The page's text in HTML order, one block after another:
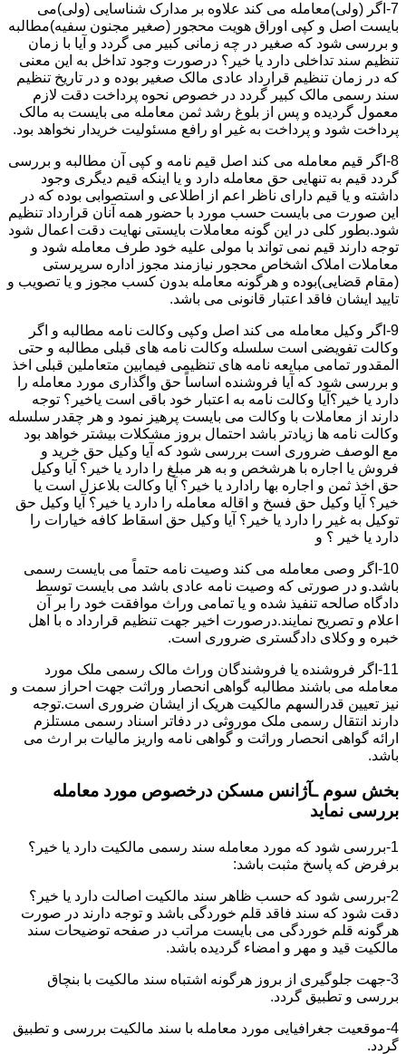
7-اگر (ولی)معامله می کند علاوه بر مدارک شناسایی (ولی)می
بایست اصل و کپی اوراق هویت محجور (صغیر مجنون سفیه)مطالبه
و بررسی شود که صغیر در چه زمانی کبیر می گردد و آیا با زمان
تنظیم سند تداخلی دارد یا خیر؟ درصورت وجود تداخل به این معنی
که در زمان تنظیم قرارداد عادی مالک صغیر بوده و در تاریخ تنظیم
سند رسمی مالک کبیر گردد در خصوص نحوه پرداخت دقت لازم
معمول گردیده و پس از بلوغ رشد ثمن معامله می بایست به مالک
پرداخت شود و پرداخت به غیر او رافع مسئولیت خریدار نخواهد بود.
8-اگر قیم معامله می کند اصل قیم نامه و کپی آن مطالبه و بررسی
گردد قیم به تنهایی حق معامله دارد و یا اینکه قیم دیگری وجود
داشته و یا قیم دارای ناظر اعم از اطلاعی و استصوابی بوده که در
این صورت می بایست حسب مورد با حضور همه آنان قرارداد تنظیم
شود.بطور کلی در این گونه معاملات بایستی نهایت دقت اعمال شود
توجه دارند قیم نمی تواند با مولی علیه خود طرف معامله شود و
معاملات املاک اشخاص محجور نیازمند مجوز اداره سرپرستی
(مقام قضایی)بوده و هرگونه معامله بدون کسب مجوز و یا تصویب و
تایید ایشان فاقد اعتبار قانونی می باشد.
9-اگر وکیل معامله می کند اصل وکپی وکالت نامه مطالبه و اگر
وکالت تفویضی است سلسله وکالت نامه های قبلی مطالبه و حتی
المقدور تمامی مبایعه نامه های تنظیمی فیمابین متعاملین قبلی اخذ
و بررسی شود که آیا فروشنده اساساً حق واگذاری مورد معامله را
دارد یا خیر؟آیا وکالت نامه به اعتبار خود باقی است یاخیر؟ توجه
دارند از معاملات با وکالت می بایست پرهیز نمود و هر چقدر سلسله
وکالت نامه ها زیادتر باشد احتمال بروز مشکلات بیشتر خواهد بود
مع الوصف ضروری است بررسی شود که آیا وکیل حق خرید و
فروش یا اجاره با هرشخص و به هر مبلغ را دارد یا خیر؟ آیا وکیل
حق اخذ ثمن و اجاره بها رادارد یا خیر؟ آیا وکالت بلاعزل است یا
خیر؟ آیا وکیل حق فسخ و اقاله معامله را دارد یا خیر؟ آیا وکیل حق
توکیل به غیر را دارد یا خیر؟ آیا وکیل حق اسقاط کافه خیارات را
دارد یا خیر ؟ و
10-اگر وصی معامله می کند وصیت نامه حتماً می بایست رسمی
باشد.و در صورتی که وصیت نامه عادی باشد می بایست توسط
دادگاه صالحه تنفیذ شده و یا تمامی وراث موافقت خود را بر آن
اعلام و تصریح نمایند.درصورت اخیر جهت تنظیم قرارداد ه با اهل
خبره و وکلای دادگستری ضروری است.
11-اگر فروشنده یا فروشندگان وراث مالک رسمی ملک مورد
معامله می باشند مطالبه گواهی انحصار وراثت جهت احراز سمت و
نیز تعیین قدرالسهم مالکیت هریک از ایشان ضروری است.توجه
دارند انتقال رسمی ملک موروثی در دفاتر اسناد رسمی مستلزم
ارائه گواهی انحصار وراثت و گواهی نامه واریز مالیات بر ارث می
باشد.
بخش سوم ـآژانس مسکن درخصوص مورد معامله
بررسی نماید
1-بررسی شود که مورد معامله سند رسمی مالکیت دارد یا خیر؟
برفرض که پاسخ مثبت باشد:
2-بررسی شود که حسب ظاهر سند مالکیت اصالت دارد یا خیر؟
دقت شود که سند فاقد قلم خوردگی باشد و توجه دارند در صورت
هرگونه قلم خوردگی می بایست مراتب در صفحه توضیحات سند
مالکیت قید و مهر و امضاء گردیده باشد.
3-جهت جلوگیری از بروز هرگونه اشتباه سند مالکیت با بنچاق
بررسی و تطبیق گردد.
4-موقعیت جغرافیایی مورد معامله با سند مالکیت بررسی و تطبیق
گردد.